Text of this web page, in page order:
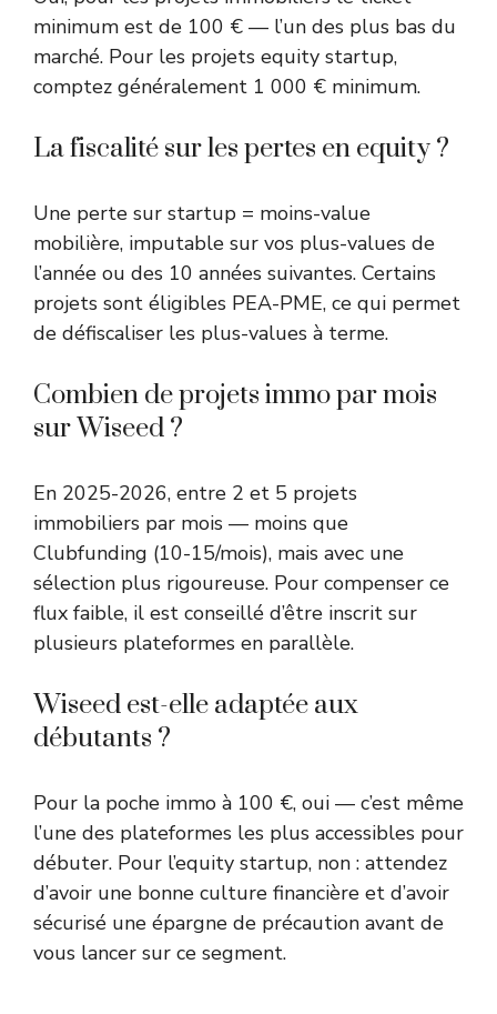
minimum est de 100 € — l’un des plus bas du
marché. Pour les projets equity startup,
comptez généralement 1 000 € minimum.
La fiscalité sur les pertes en equity ?
Une perte sur startup = moins-value
mobilière, imputable sur vos plus-values de
l’année ou des 10 années suivantes. Certains
projets sont éligibles PEA-PME, ce qui permet
de défiscaliser les plus-values à terme.
Combien de projets immo par mois
sur Wiseed ?
En 2025-2026, entre 2 et 5 projets
immobiliers par mois — moins que
Clubfunding (10-15/mois), mais avec une
sélection plus rigoureuse. Pour compenser ce
flux faible, il est conseillé d’être inscrit sur
plusieurs plateformes en parallèle.
Wiseed est-elle adaptée aux
débutants ?
Pour la poche immo à 100 €, oui — c’est même
l’une des plateformes les plus accessibles pour
débuter. Pour l’equity startup, non : attendez
d’avoir une bonne culture financière et d’avoir
sécurisé une épargne de précaution avant de
vous lancer sur ce segment.